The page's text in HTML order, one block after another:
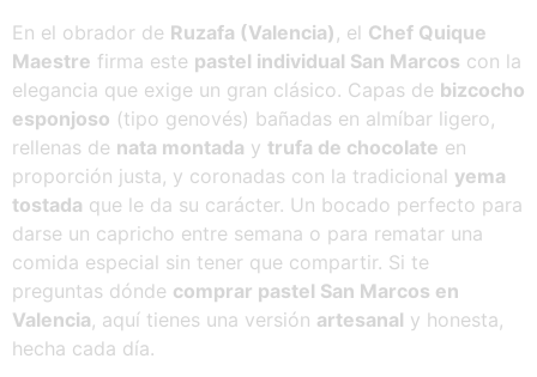
En el obrador de Ruzafa (Valencia) , el Chef Quique
Maestre firma este pastel individual San Marcos con la
elegancia que exige un gran clásico. Capas de bizcocho
esponjoso (tipo genovés) bañadas en almíbar ligero,
rellenas de nata montada y trufa de chocolate en
proporción justa, y coronadas con la tradicional yema
tostada que le da su carácter. Un bocado perfecto para
darse un capricho entre semana o para rematar una
comida especial sin tener que compartir. Si te
preguntas dónde comprar pastel San Marcos en
Valencia, aquí tienes una versión artesanal y honesta,
hecha cada día.